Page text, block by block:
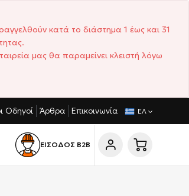
κατά το διάστημα 1 έως και 31
μας θα παραμείνει κλειστή λόγω
ΣΎΝΤΟΜΟΙ ΧΡΌΝΟΙ ΠΑΡΆΔΟΣΗΣ
Οδηγοί Άρθρα Επικοινωνία ΕΛ
ΕΙΣΟΔΟΣ Β2Β